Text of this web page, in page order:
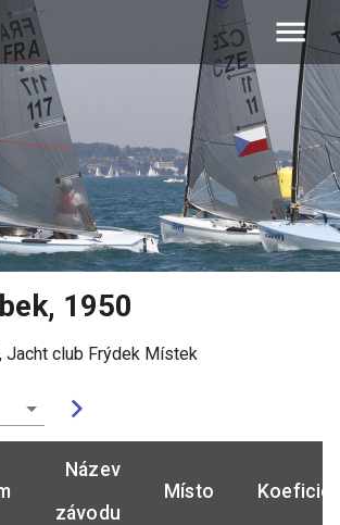
, 1950
, Jacht club Frýdek Místek
Název
závodu
Místo